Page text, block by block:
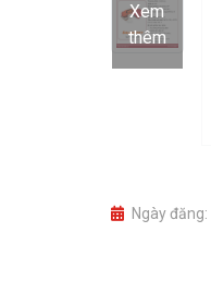
Xem
thêm
Ngày đăng: